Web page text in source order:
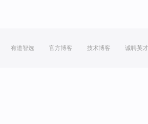
有道智选 官方博客 技术博客 诚聘英才